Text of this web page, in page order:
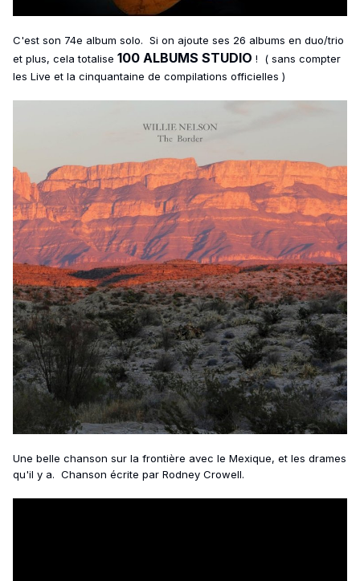
C'est son 74e album solo. Si on ajoute ses 26 albums en duo/trio
et plus, cela totalise 100 ALBUMS STUDIO ! ( sans compter
les Live et la cinquantaine de compilations officielles )
Une belle chanson sur la frontière avec le Mexique, et les drames
qu'il y a. Chanson écrite par Rodney Crowell.